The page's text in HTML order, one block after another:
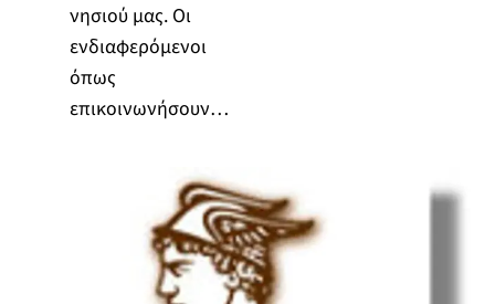
νησιού μας. Οι
ενδιαφερόμενοι
όπως
επικοινωνήσουν…